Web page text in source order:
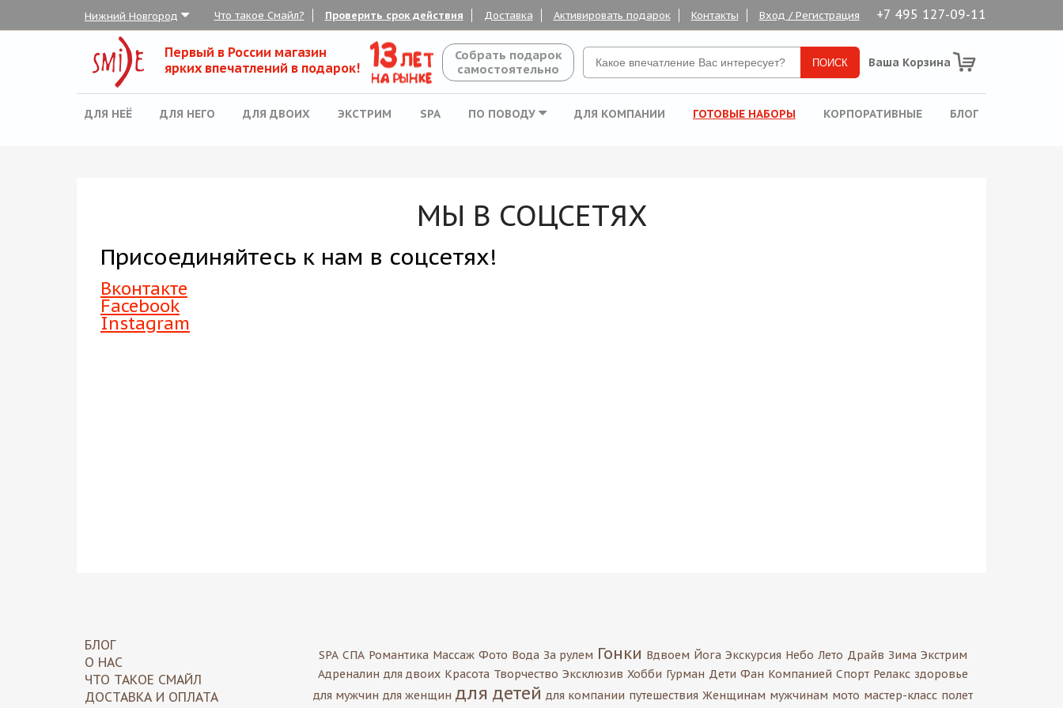
Нижний Новгород Что такое Смайл? Проверить срок действия Доставка Активировать подарок Контакты Вход / Регистрация +7 495 127-09-11
Первый в России магазин
ярких впечатлений в подарок!
Собрать подарок
самостоятельно
Ваша Корзина
ДЛЯ НЕЁ ДЛЯ НЕГО ДЛЯ ДВОИХ ЭКСТРИМ SPA ПО ПОВОДУ ДЛЯ КОМПАНИИ ГОТОВЫЕ НАБОРЫ КОРПОРАТИВНЫЕ БЛОГ
МЫ В СОЦСЕТЯХ
Присоединяйтесь к нам в соцсетях!
Вконтакте
Facebook
Instagram
БЛОГ
О НАС
ЧТО ТАКОЕ СМАЙЛ
ДОСТАВКА И ОПЛАТА
SPA СПА Романтика Массаж Фото Вода За рулем Гонки Вдвоем Йога Экскурсия Небо Лето Драйв Зима Экстрим
Адреналин для двоих Красота Творчество Эксклюзив Хобби Гурман Дети Фан Компанией Спорт Релакс здоровье
для мужчин для женщин для детей для компании путешествия Женщинам мужчинам мото мастер-класс полет